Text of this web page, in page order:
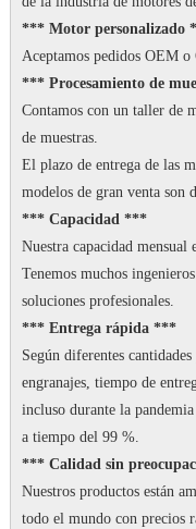
*** Motor personalizado
Aceptamos pedidos OEM o
*** Procesamiento de
Contamos con un taller de
de muestras.
El plazo de entrega de las
modelos de gran venta son
*** Capacidad ***
Nuestra capacidad mensual
Tenemos muchos
soluciones profesionales.
*** Entrega rápida ***
Según diferentes
engranajes, tiempo de
incluso durante la
a tiempo del 99 %.
*** Calidad sin
Nuestros productos están
todo el mundo con precios